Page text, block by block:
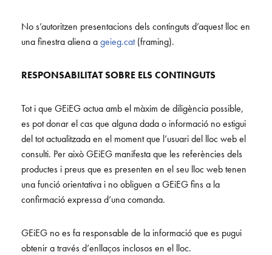
No s’autoritzen presentacions dels continguts d’aquest lloc en
una finestra aliena ageieg.cat(framing).
RESPONSABILITAT SOBRE ELS CONTINGUTS
Tot i que GEiEG actua amb el màxim de diligència possible,
es pot donar el cas que alguna dada o informació no estigui
del tot actualitzada en el moment que l’usuari del lloc web el
consulti. Per això GEiEG manifesta que les referències dels
productes i preus que es presenten en el seu lloc web tenen
una funció orientativa i no obliguen a GEiEG fins a la
confirmació expressa d’una comanda.
GEiEG no es fa responsable de la informació que es pugui
obtenir a través d’enllaços inclosos en el lloc.